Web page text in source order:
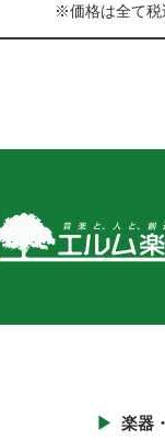
※価格は全て税
楽器